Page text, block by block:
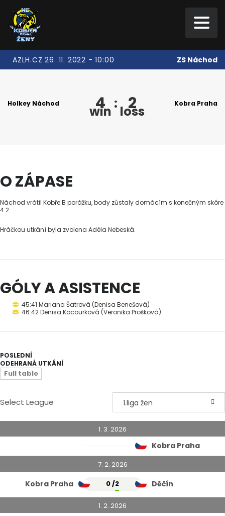
AZLH.CZ 26. 11. 2022 - 10:00 ZS Náchod
Holkey Náchod 4
win : 2
loss Kobra Praha
O ZÁPASE
Náchod vrátil Kobře B porážku, body zůstaly domácím s konečným skóre
4:2.
Hráčkou utkání byla zvolena Adéla Nebeská.
GÓLY A ASISTENCE
45:41 Mariana Šatrová (Denisa Benešová)
46:42 Denisa Kocourková (Veronika Prošková)
POSLEDNÍ
ODEHRANÁ UTKÁNÍ
Full table
Select League 1.liga žen
1. 3. 2026
Kobra Praha
7. 2. 2026
Kobra Praha 0 /2 Děčín
1. 2. 2026